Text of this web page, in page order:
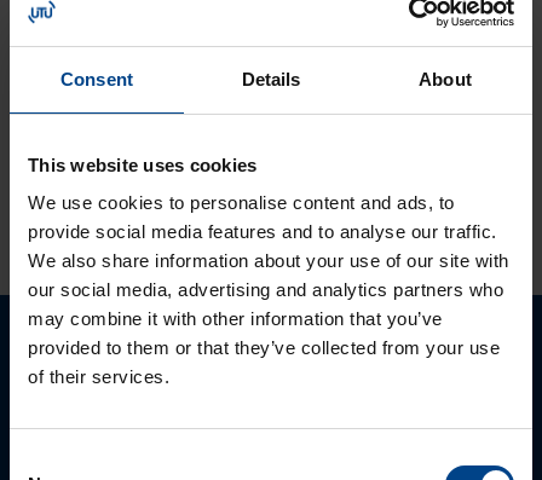
Consent Details About
This website uses cookies
We use cookies to personalise content and ads, to
provide social media features and to analyse our traffic.
We also share information about your use of our site with
our social media, advertising and analytics partners who
may combine it with other information that you’ve
provided to them or that they’ve collected from your use
of their services.
MyMitsubishi web-
portaali
KATSO LISÄÄ ARTIKKELEITA
Ota yhteyttä!
Autamme mielellämme, jotta löydämme sinulle